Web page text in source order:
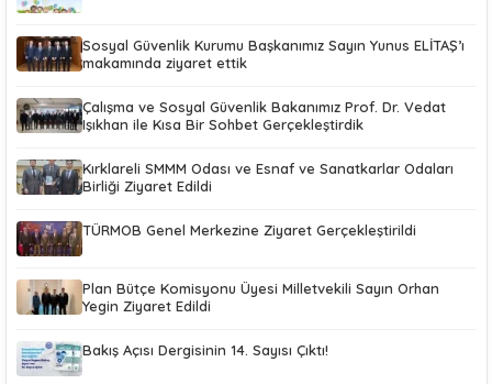
Sosyal Güvenlik Kurumu Başkanımız Sayın Yunus ELİTAŞ’ı
makamında ziyaret ettik
Çalışma ve Sosyal Güvenlik Bakanımız Prof. Dr. Vedat
Işıkhan ile Kısa Bir Sohbet Gerçekleştirdik
Kırklareli SMMM Odası ve Esnaf ve Sanatkarlar Odaları
Birliği Ziyaret Edildi
TÜRMOB Genel Merkezine Ziyaret Gerçekleştirildi
Plan Bütçe Komisyonu Üyesi Milletvekili Sayın Orhan
Yegin Ziyaret Edildi
Bakış Açısı Dergisinin 14. Sayısı Çıktı!